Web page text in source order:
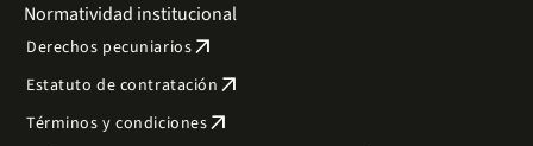
Normatividad institucional
Derechos pecuniariosarrow_outward
Estatuto de contratación arrow_outward
Términos y condicionesarrow_outward